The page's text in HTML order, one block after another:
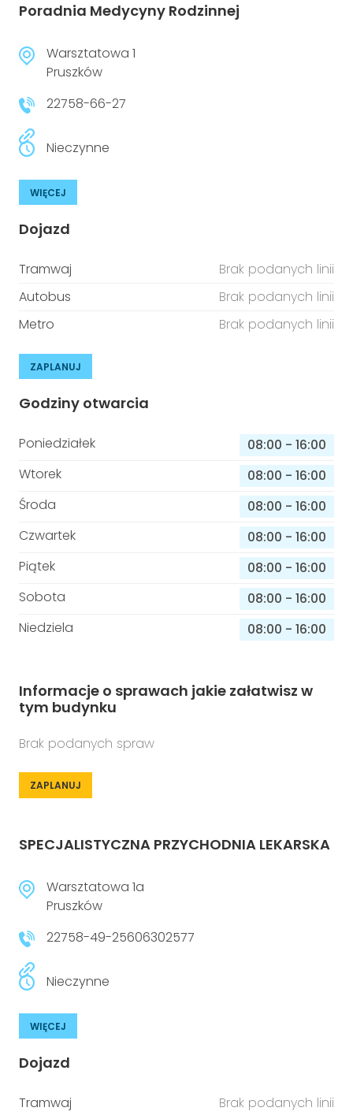
Poradnia Medycyny Rodzinnej
Warsztatowa 1
Pruszków
22758-66-27
Nieczynne
WIĘCEJ
Dojazd
Tramwaj
Brak podanych linii
Autobus
Brak podanych linii
Metro
Brak podanych linii
ZAPLANUJ
Godziny otwarcia
Poniedziałek 08:00 - 16:00
Wtorek
08:00 - 16:00
Środa
08:00 - 16:00
Czwartek
08:00 - 16:00
Piątek
08:00 - 16:00
Sobota
08:00 - 16:00
Niedziela
08:00 - 16:00
Informacje o sprawach jakie załatwisz w
tym budynku
Brak podanych spraw
ZAPLANUJ
SPECJALISTYCZNA PRZYCHODNIA LEKARSKA
Warsztatowa 1a
Pruszków
22758-49-25606302577
Nieczynne
WIĘCEJ
Dojazd
Tramwaj Brak podanych linii